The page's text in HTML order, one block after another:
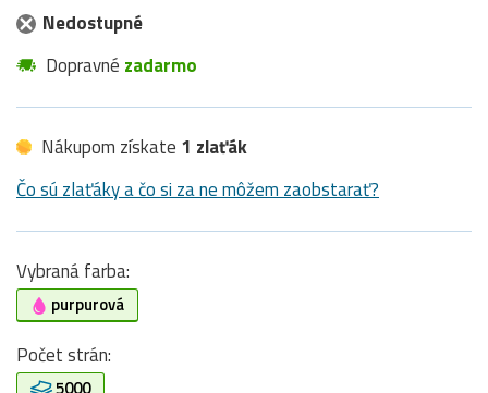
Nedostupné
Dopravné zadarmo
Nákupom získate 1 zlaťák
Čo sú zlaťáky a čo si za ne môžem zaobstarať?
Vybraná farba:
purpurová
Počet strán: